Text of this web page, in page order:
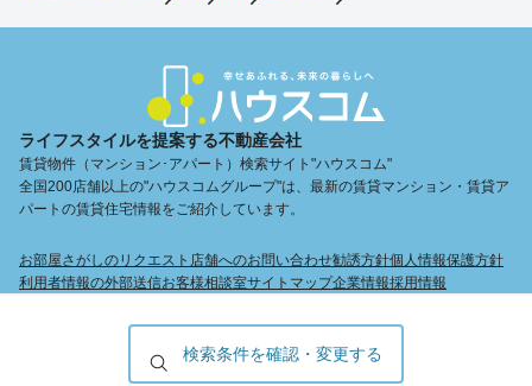
検索条件を確認・変更する
ライフスタイルを提案する不動産会社
賃貸物件（マンション･アパート）検索サイト"ハウスコム"
全国200店舗以上の"ハウスコムグループ"は、最新の賃貸マンション・賃貸ア
パートの賃貸住宅情報をご紹介しています。
お部屋さがしのリクエスト 店舗へのお問い合わせ勧誘方針個人情報保護方針
利用者情報の外部送信お客様相談室サイトマップ企業情報採用情報
Copyright © Housecom. All Rights Reserved.